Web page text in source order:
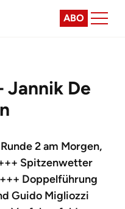
ABO
Jannik De
2 am Morgen,
Spitzenwetter
Doppelführung
Guido Migliozzi